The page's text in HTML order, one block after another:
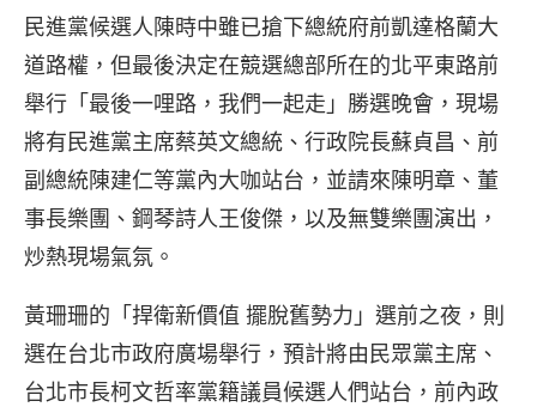
民進黨候選人陳時中雖已搶下總統府前凱達格蘭大
道路權，但最後決定在競選總部所在的北平東路前
舉行「最後一哩路，我們一起走」勝選晚會，現場
將有民進黨主席蔡英文總統、行政院長蘇貞昌、前
副總統陳建仁等黨內大咖站台，並請來陳明章、董
事長樂團、鋼琴詩人王俊傑，以及無雙樂團演出，
炒熱現場氣氛。
黃珊珊的「捍衛新價值 擺脫舊勢力」選前之夜，則
選在台北市政府廣場舉行，預計將由民眾黨主席、
台北市長柯文哲率黨籍議員候選人們站台，前內政